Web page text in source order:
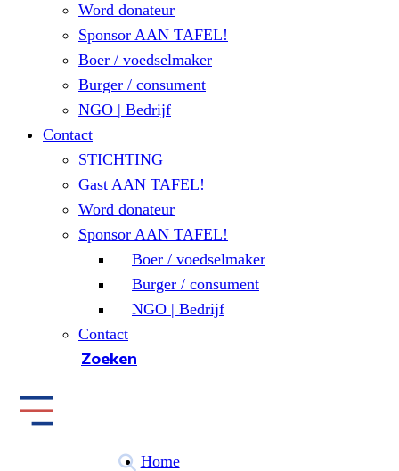
Word donateur
Sponsor AAN TAFEL!
Boer / voedselmaker
Burger / consument
NGO | Bedrijf
Contact
STICHTING
Gast AAN TAFEL!
Word donateur
Sponsor AAN TAFEL!
Boer / voedselmaker
Burger / consument
NGO | Bedrijf
Contact
Zoeken
Home